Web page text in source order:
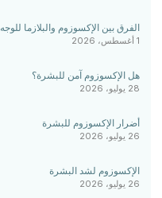
الفرق بين الإكسوزوم والبلازما للوجه
1 أغسطس، 2026
هل الإكسوزوم آمن للبشرة؟
28 يوليو، 2026
أضرار الإكسوزوم للبشرة
26 يوليو، 2026
الإكسوزوم لشد البشرة
26 يوليو، 2026